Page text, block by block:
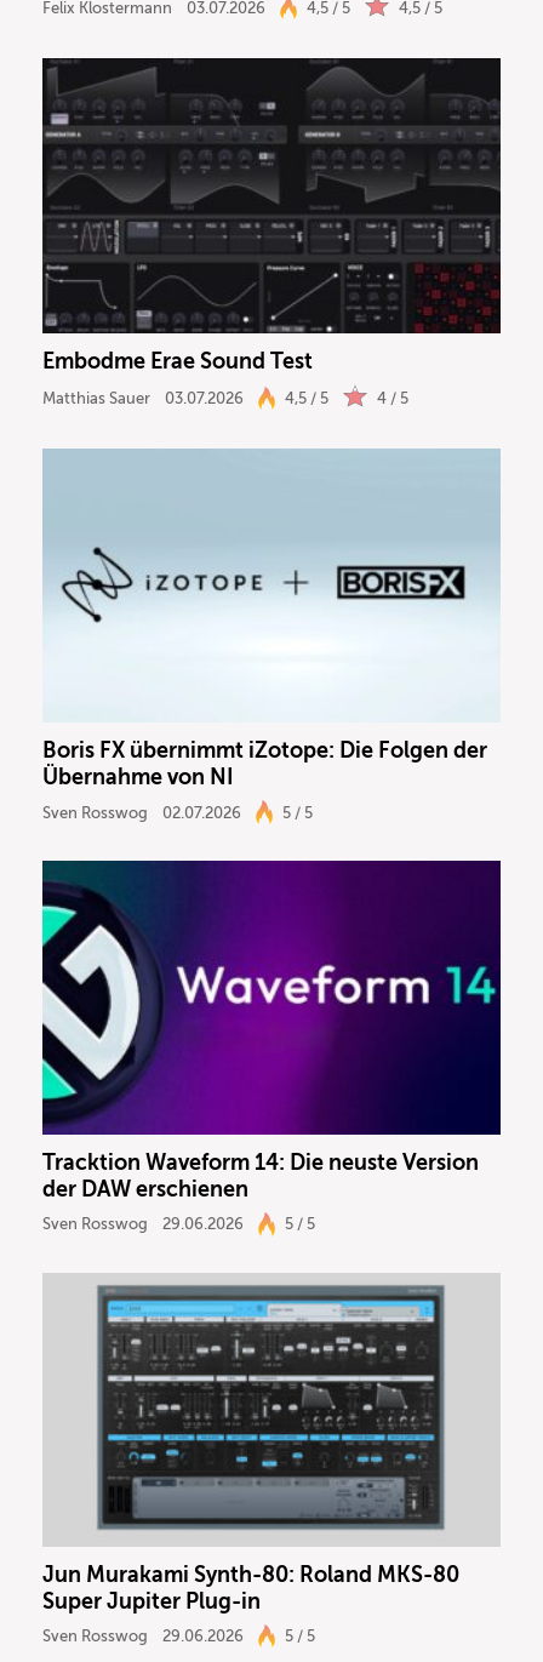
Felix Klostermann 03.07.2026 4,5 / 5 4,5 / 5
Embodme Erae Sound Test
Matthias Sauer 03.07.2026 4,5 / 5 4 / 5
Boris FX übernimmt iZotope: Die Folgen der
Übernahme von NI
Sven Rosswog 02.07.2026 5 / 5
Tracktion Waveform 14: Die neuste Version
der DAW erschienen
Sven Rosswog 29.06.2026 5 / 5
Jun Murakami Synth-80: Roland MKS-80
Super Jupiter Plug-in
Sven Rosswog 29.06.2026 5 / 5